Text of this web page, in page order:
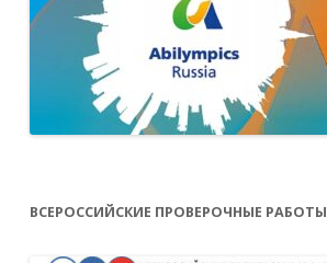
ВСЕРОССИЙСКИЕ ПРОВЕРОЧНЫЕ РАБОТЫ